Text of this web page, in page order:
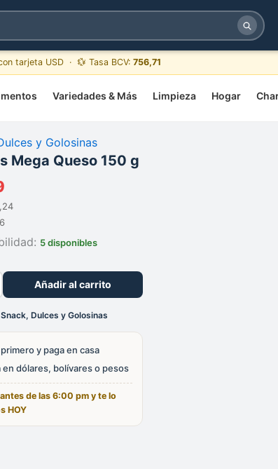
tarjeta USD · 💱 Tasa BCV: 756,71
Variedades & Más Limpieza Hogar
y Golosinas
Mega Queso 150 g
5 disponibles
Añadir al carrito
Snack, Dulces y Golosinas
y paga en casa
en dólares, bolívares o pesos
de las 6:00 pm y te lo
HOY